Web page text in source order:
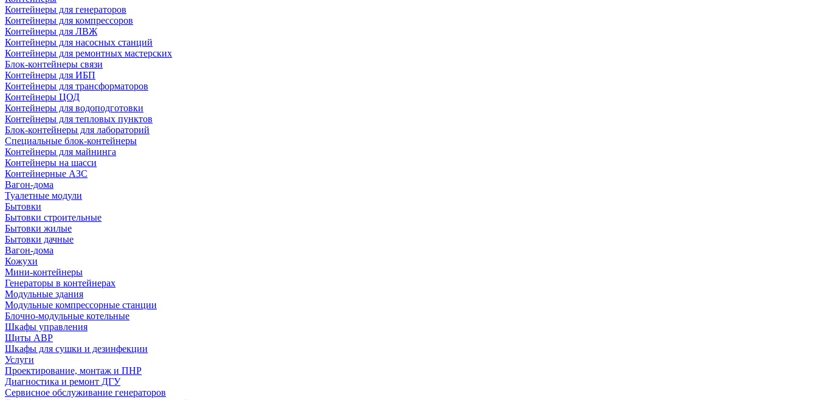
Контейнеры для генераторов
Контейнеры для компрессоров
Контейнеры для ЛВЖ
Контейнеры для насосных станций
Контейнеры для ремонтных мастерских
Блок-контейнеры связи
Контейнеры для ИБП
Контейнеры для трансформаторов
Контейнеры ЦОД
Контейнеры для водоподготовки
Контейнеры для тепловых пунктов
Блок-контейнеры для лабораторий
Специальные блок-контейнеры
Контейнеры для майнинга
Контейнеры на шасси
Контейнерные АЗС
Вагон-дома
Туалетные модули
Бытовки
Бытовки строительные
Бытовки жилые
Бытовки дачные
Вагон-дома
Кожухи
Мини-контейнеры
Генераторы в контейнерах
Модульные здания
Модульные компрессорные станции
Блочно-модульные котельные
Шкафы управления
Щиты АВР
Шкафы для сушки и дезинфекции
Услуги
Проектирование, монтаж и ПНР
Диагностика и ремонт ДГУ
Сервисное обслуживание генераторов